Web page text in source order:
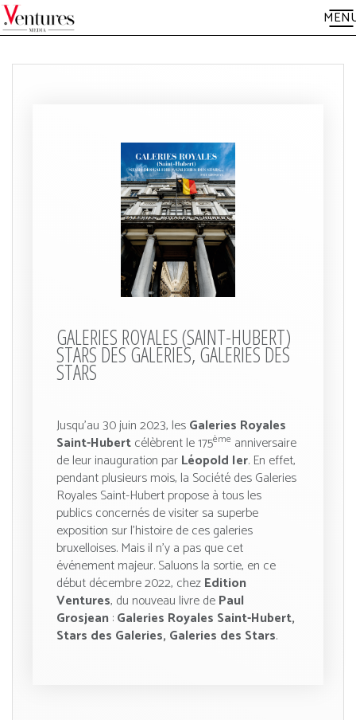
GALERIES ROYALES (SAINT-HUBERT)
STARS DES GALERIES, GALERIES DES
STARS
Jusqu’au 30 juin 2023, lesGaleries Royales
Saint-Hubertcélèbrent le 175ème anniversaire
de leur inauguration parLéopold Ier. En effet,
pendant plusieurs mois, la Société des Galeries
Royales Saint-Hubert propose à tous les
publics concernés de visiter sa superbe
exposition sur l’histoire de ces galeries
bruxelloises. Mais il n’y a pas que cet
événement majeur. Saluons la sortie, en ce
début décembre 2022, chezEdition
Ventures, du nouveau livre dePaul
Grosjean :Galeries Royales Saint-Hubert,
Stars des Galeries, Galeries des Stars.